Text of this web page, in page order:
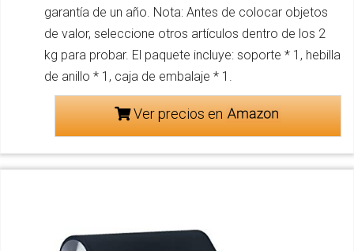
garantía de un año. Nota: Antes de colocar objetos
de valor, seleccione otros artículos dentro de los 2
kg para probar. El paquete incluye: soporte * 1, hebilla
de anillo * 1, caja de embalaje * 1.
Ver precios en